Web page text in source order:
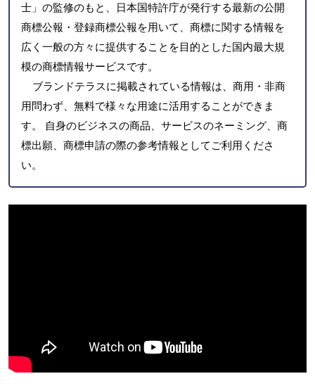
士」の監修のもと、日本国特許庁が発行する最新の公開
商標公報・登録商標公報を用いて、商標に関する情報を
広く一般の方々に提供することを目的とした国内最大規
模の商標情報サービスです。
ブランドテラスに掲載されている情報は、商用・非商
用問わず、無料で様々な用途に活用することができま
す。 自身のビジネスの商品、サービスのネーミング、商
標出願、商標申請の際の参考情報としてご利用くださ
い。